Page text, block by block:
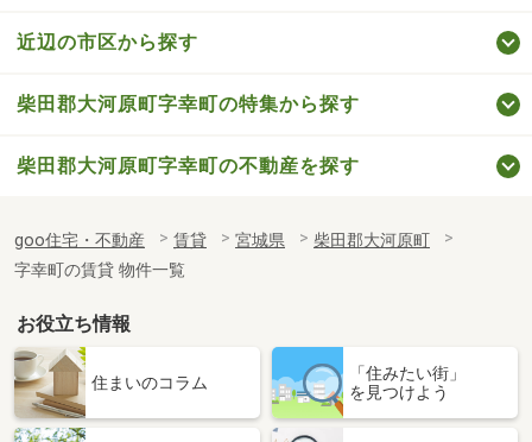
近辺の市区から探す
柴田郡大河原町字幸町の特集から探す
柴田郡大河原町字幸町の不動産を探す
goo住宅・不動産 賃貸 宮城県
柴田郡大河原町
字幸町の賃貸 物件一覧
お役立ち情報
住まいのコラム
「住みたい街」
を見つけよう